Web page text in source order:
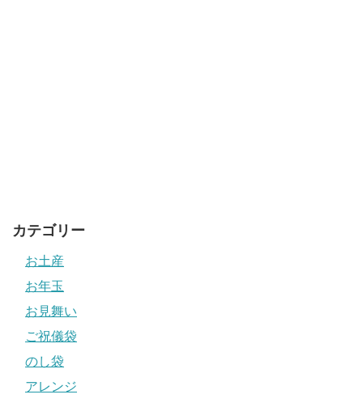
カテゴリー
お土産
お年玉
お見舞い
ご祝儀袋
のし袋
アレンジ